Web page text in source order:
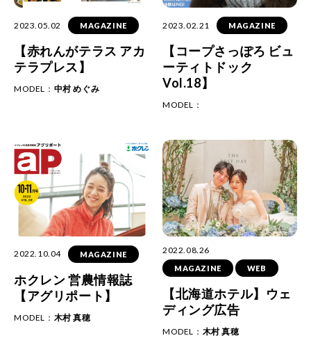
2023.05.02 MAGAZINE
【赤れんがテラス アカ
テラプレス】
MODEL： 中村 めぐみ
2023.02.21 MAGAZINE
【コープさっぽろ ビュ
ーティトドック
Vol.18】
MODEL：
2022.10.04 MAGAZINE
ホクレン 営農情報誌
【アグリポート】
MODEL： 木村 真穂
2022.08.26
MAGAZINE WEB
【北海道ホテル】ウェ
ディング広告
MODEL： 木村 真穂